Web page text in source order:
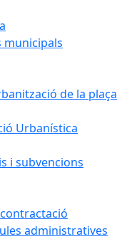
municipals
de la plaça
Urbanística
i subvencions
administratives